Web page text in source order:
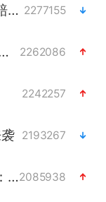
1岁宝宝碰坏纸巾盒 宝妈被索赔924元 2277155
济点亮城市消费活力 2262086
2242257
2193267
47岁妈妈突然产女 26岁女儿：很震惊2085938